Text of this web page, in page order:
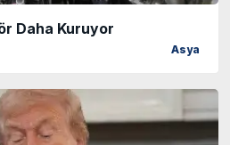
Daha Kuruyor
Asya